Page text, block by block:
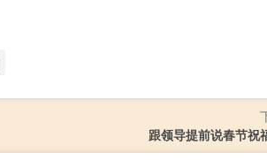
跟领导提前说春节祝